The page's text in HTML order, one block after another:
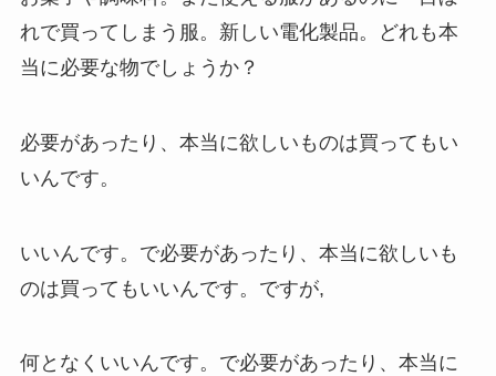
れで買ってしまう服。新しい電化製品。どれも本
当に必要な物でしょうか？
必要があったり、本当に欲しいものは買ってもい
いんです。
いいんです。で必要があったり、本当に欲しいも
のは買ってもいいんです。ですが,
何となくいいんです。で必要があったり、本当に